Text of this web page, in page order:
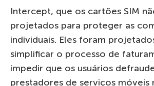
Intercept, que os cartões SIM
projetados para proteger as
individuais. Eles foram
simplificar o processo de
impedir que os usuários
prestadores de serviços móveis